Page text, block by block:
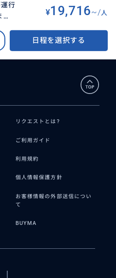
行
/
サ
¥19,716~/ 人
日程を選択する
る日本語ツアー】（10月まで/午後プラ
イドと行くベルサイユ宮殿半日ツアー
リクエストとは?
ご利用ガイド
利用規約
個人情報保護方針
お客様情報の外部送信につい
て
BUYMA